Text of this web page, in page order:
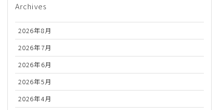
Archives
2026年8月
2026年7月
2026年6月
2026年5月
2026年4月